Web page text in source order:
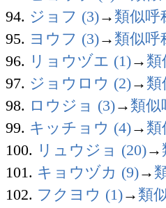
94. ジョフ (3)→ 類似呼
95. ヨウフ (3)→ 類似呼
96. リョウヅエ (1)→ 類
97. ジョウロウ (2)→ 類
98. ロウジョ (3)→ 類似
99. キッチョウ (4)→ 類
100. リュウジョ (20)→
101. キョウヅカ (9)→
102. フクヨウ (1)→ 類